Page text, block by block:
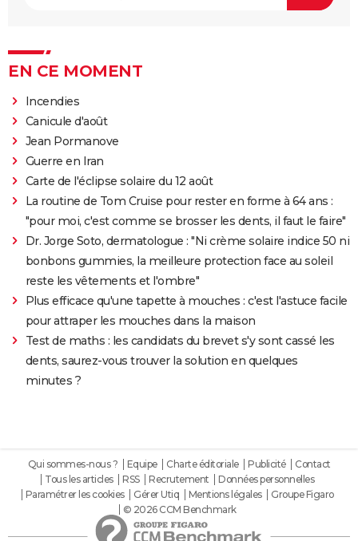
EN CE MOMENT
Incendies
Canicule d'août
Jean Pormanove
Guerre en Iran
Carte de l'éclipse solaire du 12 août
La routine de Tom Cruise pour rester en forme à 64 ans :
"pour moi, c'est comme se brosser les dents, il faut le faire"
Dr. Jorge Soto, dermatologue : "Ni crème solaire indice 50 ni
bonbons gummies, la meilleure protection face au soleil
reste les vêtements et l'ombre"
Plus efficace qu'une tapette à mouches : c'est l'astuce facile
pour attraper les mouches dans la maison
Test de maths : les candidats du brevet s'y sont cassé les
dents, saurez-vous trouver la solution en quelques
minutes ?
Qui sommes-nous ? Equipe Charte éditoriale Publicité
Contact
Tous les articles
RSS Recrutement
Données personnelles
Paramétrer les cookies
Gérer Utiq Mentions légales
Groupe Figaro
© 2026 CCM Benchmark